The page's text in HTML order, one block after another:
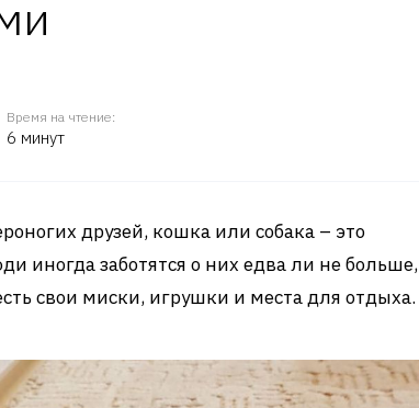
Время на чтение:
6 минут
друзей, кошка или собака – это
иногда заботятся о них едва ли не больше,
свои миски, игрушки и места для отдыха.